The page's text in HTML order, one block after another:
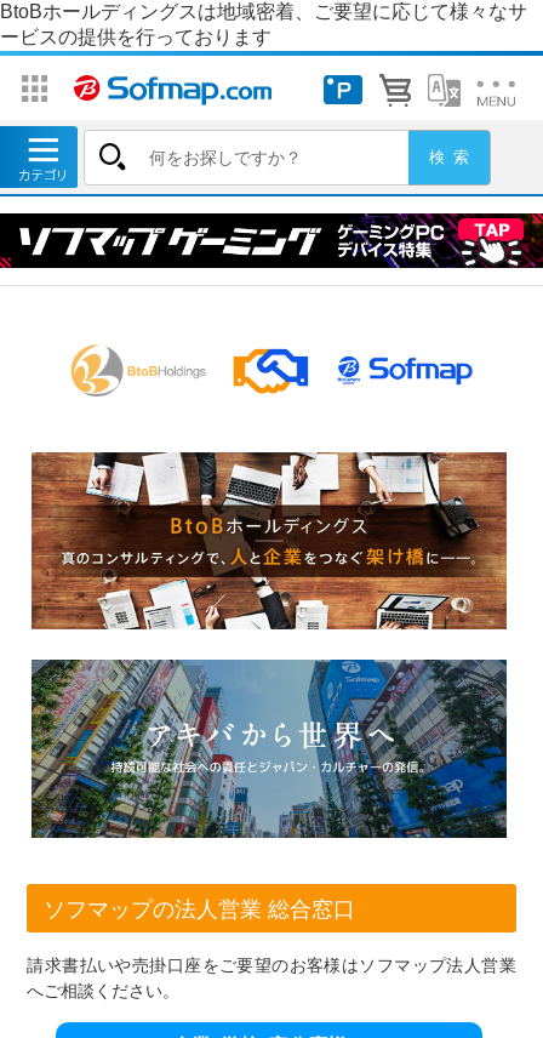
BtoBホールディングスは地域密着、ご要望に応じて様々なサ
ービスの提供を行っております
ソフマップの法人営業 総合窓口
請求書払いや売掛口座をご要望のお客様はソフマップ法人営業
へご相談ください。